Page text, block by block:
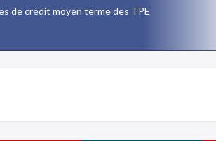
de crédit moyen terme des TPE